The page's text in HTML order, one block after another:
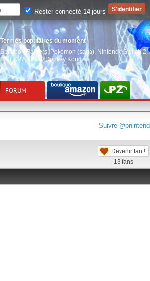
Termes populaires du moment
Splatoon Raiders, Pokémon (saga) Nintendo Switch 2,
EA FC27,LEGO Donkey Kong
FORUM
Suivre
Devenir fan !
13 fans
Rester connecté 14 jours